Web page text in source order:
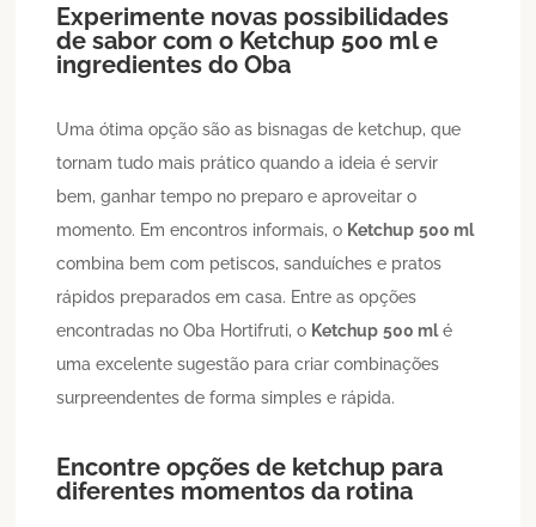
Experimente novas possibilidades
de sabor com o Ketchup 500 mle
ingredientes do Oba
Uma ótima opção são as bisnagas de ketchup, que
tornam tudo mais prático quando a ideia é servir
bem, ganhar tempo no preparo e aproveitar o
momento. Em encontros informais, o Ketchup 500 ml
combina bem com petiscos, sanduíches e pratos
rápidos preparados em casa. Entre as opções
encontradas no Oba Hortifruti, o Ketchup 500 mlé
uma excelente sugestão para criar combinações
surpreendentes de forma simples e rápida.
Encontre opções de ketchup para
diferentes momentos da rotina